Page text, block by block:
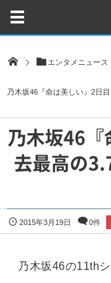
エンタメニュース
乃木坂46『命は美しい』2日
乃木坂46『
去最高の
2015年3月19日 0件
乃木坂46の11th